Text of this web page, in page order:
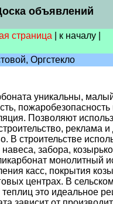
объявлений
страница к началу
Оргстекло
уникальны,
Позволяют
реклама и
В строительстве
забора,
монолитный
касс, покрытия
центрах. В
теплиц это идеальное